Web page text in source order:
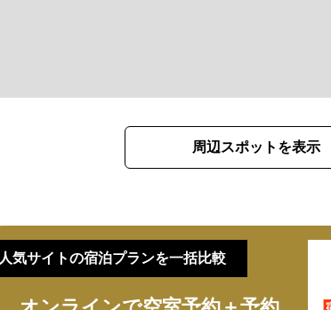
周辺スポットを表示
人気サイトの宿泊プランを一括比較